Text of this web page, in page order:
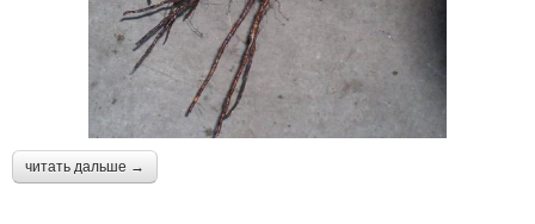
читать дальше →